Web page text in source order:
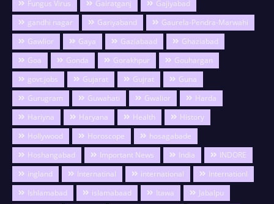
Fungus Virus
Gairatganj
Gajiyabad
gandhi nagar
Gariyaband
Gaurela-Pendra-Marwahi
Gawlior
Gaya Gaziabaad
Ghaziabad
Goa
Gonda Gorakhpur
Gouhargan
govt.jobs
Gujarat Gujrat
Guna
Gurugram
Guwahati Gwalior
Harda
Hariyna
Haryana Health
History
Hollywood
Horoscope
hosagabade
Hoshangabad
Important News India
INDORE
ingland
Internatinal international
Internationl
Ishlamabad
islamabaad Itawa
Jabalpu